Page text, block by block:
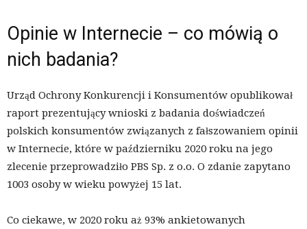
Opinie w Internecie – co mówią o
nich badania?
Urząd Ochrony Konkurencji i Konsumentów opublikował
raport prezentujący wnioski z badania doświadczeń
polskich konsumentów związanych z fałszowaniem opinii
w Internecie, które w październiku 2020 roku na jego
zlecenie przeprowadziło PBS Sp. z o.o. O zdanie zapytano
1003 osoby w wieku powyżej 15 lat.
Co ciekawe, w 2020 roku aż 93% ankietowanych